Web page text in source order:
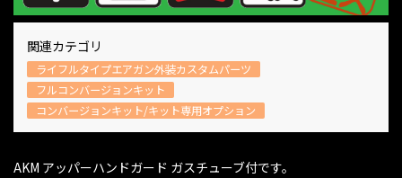
関連カテゴリ
ライフルタイプエアガン外装カスタムパーツ
フルコンバージョンキット
コンバージョンキット/キット専用オプション
AKM アッパーハンドガード ガスチューブ付です。